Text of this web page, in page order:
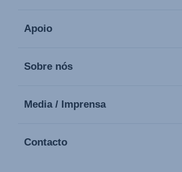
Apoio
Sobre nós
Media / Imprensa
Contacto